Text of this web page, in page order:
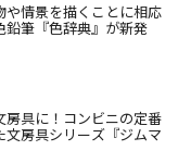
や情景を描くことに相応
鉛筆『色辞典』が新発
房具に！コンビニの定番
文房具シリーズ『ジムマ